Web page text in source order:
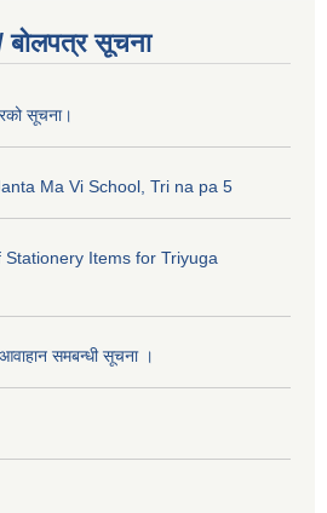
बोलपत्र सूचना
सूचना।
Ma Vi School, Tri na pa 5
Items for Triyuga
समबन्धी सूचना ।